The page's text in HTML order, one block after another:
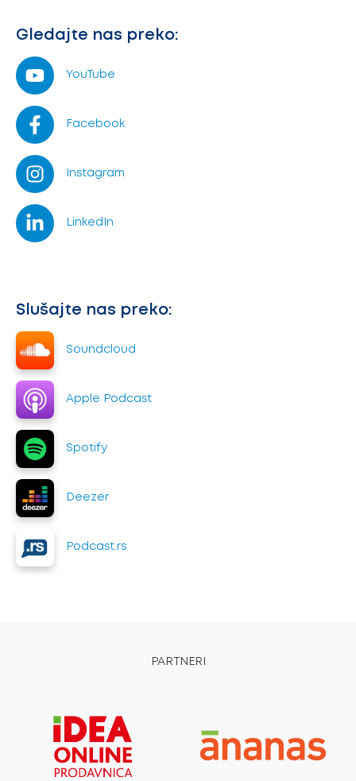
Gledajte nas preko:
YouTube
Facebook
Instagram
LinkedIn
Slušajte nas preko:
Soundcloud
Apple Podcast
Spotify
Deezer
Podcast.rs
PARTNERI